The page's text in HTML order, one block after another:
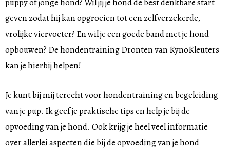
geven zodat hij kan opgroeien tot een zelfverzekerde,
vrolijke viervoeter? En wil je een goede band met je hond
opbouwen? De hondentraining Dronten van KynoKleuters
kan je hierbij helpen!
Je kunt bij mij terecht voor hondentraining en begeleiding
van je pup. Ik geef je praktische tips en help je bij de
opvoeding van je hond. Ook krijg je heel veel informatie
over allerlei aspecten die bij de opvoeding van je hond